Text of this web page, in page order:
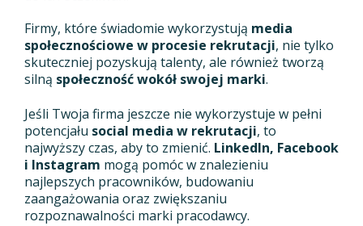
Firmy, które świadomie wykorzystują media
społecznościowe w procesie rekrutacji, nie tylko
skuteczniej pozyskują talenty, ale również tworzą
silną społeczność wokół swojej marki.
Jeśli Twoja firma jeszcze nie wykorzystuje w pełni
potencjału social media w rekrutacji, to
najwyższy czas, aby to zmienić. LinkedIn, Facebook
i Instagram mogą pomóc w znalezieniu
najlepszych pracowników, budowaniu
zaangażowania oraz zwiększaniu
rozpoznawalności marki pracodawcy.